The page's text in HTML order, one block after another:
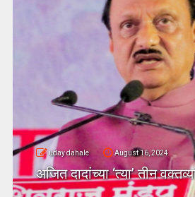
uday dahale August 16, 2024
अजित दादांच्या ‘त्या’ तीन